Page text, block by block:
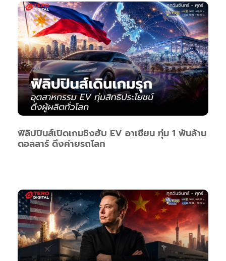
ฟิลิปปินส์เปิดเกมชิงฮับ EV อาเซียน ทุ่ม 1 พันล้าน
ดอลลาร์ ดึงค่ายรถโลก